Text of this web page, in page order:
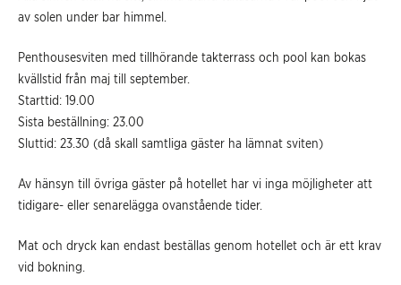
av solen under bar himmel.
Penthousesviten med tillhörande takterrass och pool kan bokas
kvällstid från maj till september.
Starttid: 19.00
Sista beställning: 23.00
Sluttid: 23.30 (då skall samtliga gäster ha lämnat sviten)
Av hänsyn till övriga gäster på hotellet har vi inga möjligheter att
tidigare- eller senarelägga ovanstående tider.
Mat och dryck kan endast beställas genom hotellet och är ett krav
vid bokning.